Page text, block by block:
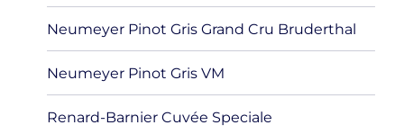
Neumeyer Pinot Gris Grand Cru Bruderthal
Neumeyer Pinot Gris VM
Renard-Barnier Cuvée Speciale